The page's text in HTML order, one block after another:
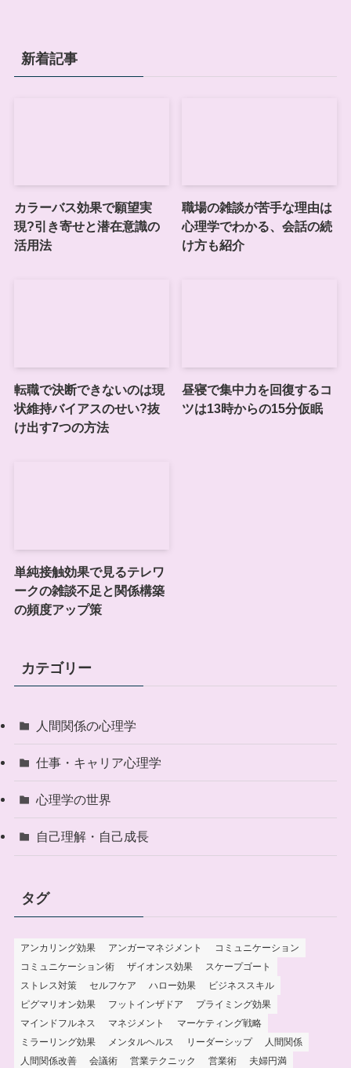
新着記事
カラーバス効果で願望実
現?引き寄せと潜在意識の
活用法
職場の雑談が苦手な理由は
心理学でわかる、会話の続
け方も紹介
転職で決断できないのは現
状維持バイアスのせい?抜
け出す7つの方法
昼寝で集中力を回復するコ
ツは13時からの15分仮眠
単純接触効果で見るテレワ
ークの雑談不足と関係構築
の頻度アップ策
カテゴリー
人間関係の心理学
仕事・キャリア心理学
心理学の世界
自己理解・自己成長
タグ
アンカリング効果 アンガーマネジメント
コミュニケーション
コミュニケーション術
ザイオンス効果
スケープゴート
ストレス対策
セルフケア ハロー効果
ビジネススキル
ピグマリオン効果
フットインザドア
プライミング効果
マインドフルネス
マネジメント
マーケティング戦略
ミラーリング効果
メンタルヘルス リーダーシップ
人間関係
人間関係改善
会議術 営業テクニック 営業術
夫婦円満